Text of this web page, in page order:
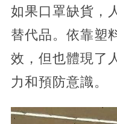
如果口罩缺貨，
替代品。依靠塑
效，但也體現了
力和預防意識。